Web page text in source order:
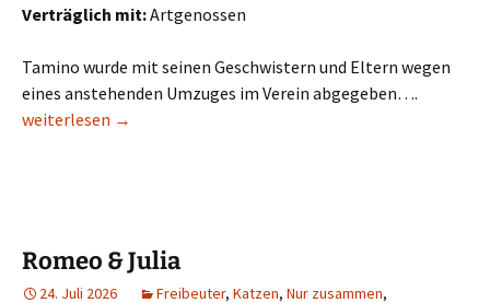
Verträglich mit:Artgenossen
Tamino wurde mit seinen Geschwistern und Eltern wegen
eines anstehenden Umzuges im Verein abgegeben….
Tamino
weiterlesen →
Romeo & Julia
24. Juli 2026 Freibeuter, Katzen, Nur zusammen,